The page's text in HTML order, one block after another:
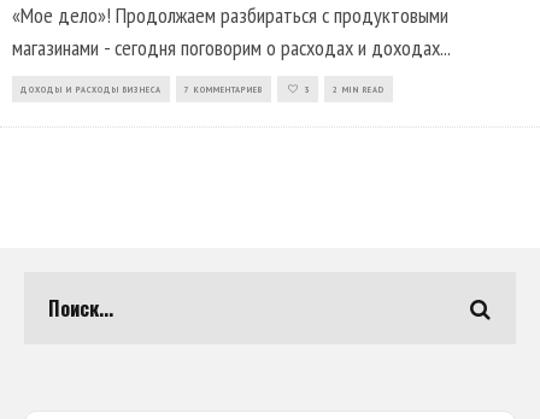
«Мое дело»! Продолжаем разбираться с продуктовыми
магазинами - сегодня поговорим о расходах и доходах...
ДОХОДЫ И РАСХОДЫ БИЗНЕСА 7 КОММЕНТАРИЕВ 3 2 MIN READ